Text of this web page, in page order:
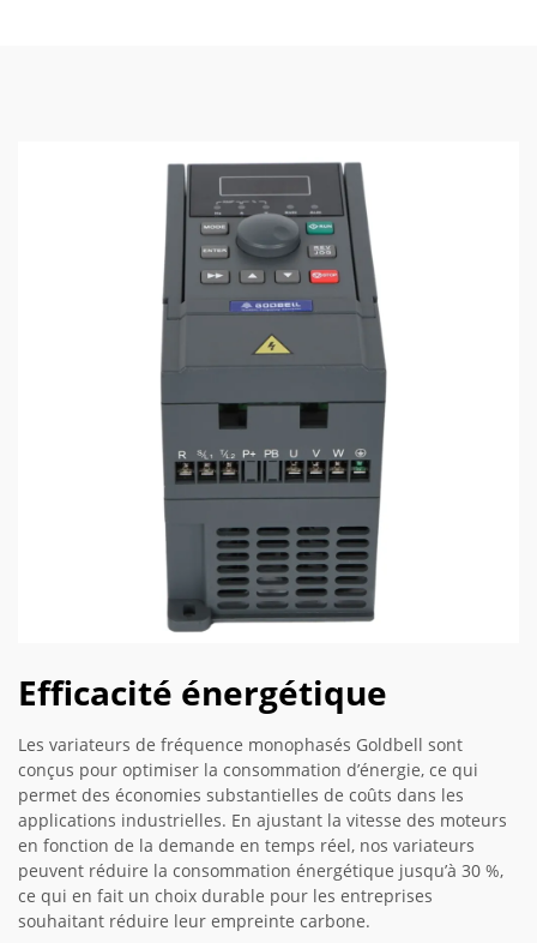
Efficacité énergétique
Les variateurs de fréquence monophasés Goldbell sont
conçus pour optimiser la consommation d’énergie, ce qui
permet des économies substantielles de coûts dans les
applications industrielles. En ajustant la vitesse des moteurs
en fonction de la demande en temps réel, nos variateurs
peuvent réduire la consommation énergétique jusqu’à 30 %,
ce qui en fait un choix durable pour les entreprises
souhaitant réduire leur empreinte carbone.